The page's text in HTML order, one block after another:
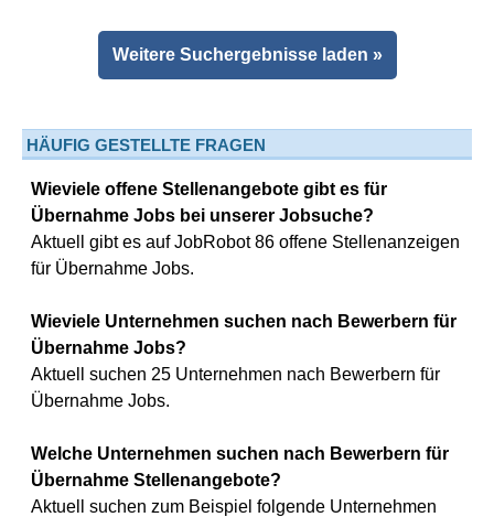
Weitere Suchergebnisse laden »
HÄUFIG GESTELLTE FRAGEN
Wieviele offene Stellenangebote gibt es für
Übernahme Jobs bei unserer Jobsuche?
Aktuell gibt es auf JobRobot 86 offene Stellenanzeigen
für Übernahme Jobs.
Wieviele Unternehmen suchen nach Bewerbern für
Übernahme Jobs?
Aktuell suchen 25 Unternehmen nach Bewerbern für
Übernahme Jobs.
Welche Unternehmen suchen nach Bewerbern für
Übernahme Stellenangebote?
Aktuell suchen zum Beispiel folgende Unternehmen